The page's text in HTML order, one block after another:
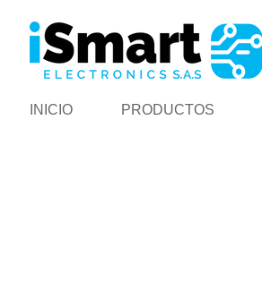
INICIO PRODUCTOS